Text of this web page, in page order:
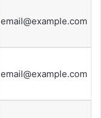
email@example.com
email@example.com